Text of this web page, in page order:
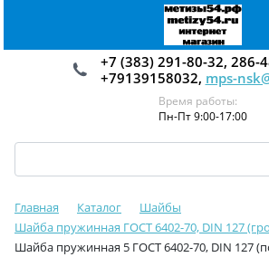
+7 (383) 291-80-32, 286-
+79139158032, mps-
Время работы:
Пн-Пт 9:00-17:00
Главная Каталог
Шайбы
Шайба пружинная ГОСТ 6402-70, DIN 127
Шайба пружинная 5 ГОСТ 6402-70, DIN 127